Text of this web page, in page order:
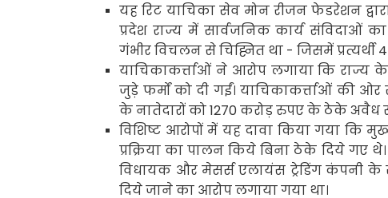
यह रिट याचिका सेव मोन रीजन फेडरेशन
प्रदेश राज्य में सार्वजनिक कार्य संविदाओं
गंभीर विचलन से चिह्नित था - जिसमें प्रत्यर्थी
याचिकाकर्त्ताओं ने आरोप लगाया कि राज्य
जुड़े फर्मों को दी गईं। याचिकाकर्त्ताओं की
के नातेदारों को1270करोड़ रुपए के ठेके अवैध
विशिष्ट आरोपों में यह दावा किया गया कि
प्रक्रिया का पालन किये बिना ठेके दिये गए थे।
विधायक और मेसर्स एलायंस ट्रेडिंग कंपनी के
दिये जाने का आरोप लगाया गया था।